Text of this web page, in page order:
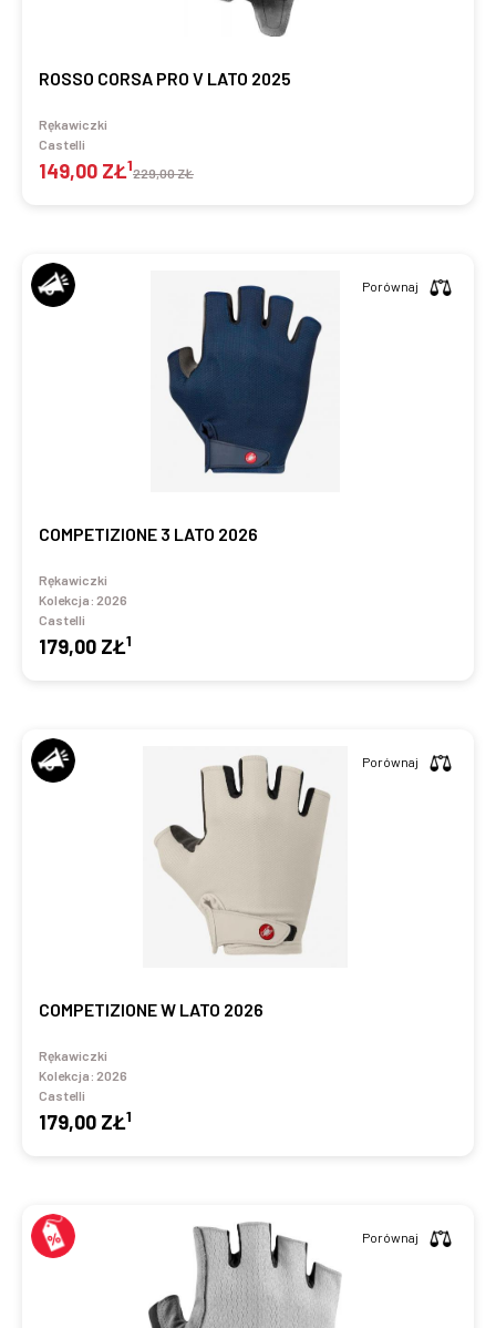
ROSSO CORSA PRO V LATO 2025
Rękawiczki
Castelli
149,00 ZŁ1229,00 ZŁ
COMPETIZIONE 3 LATO 2026
Rękawiczki
Kolekcja: 2026
Castelli
179,00 ZŁ1
Porównaj
COMPETIZIONE W LATO 2026
Rękawiczki
Kolekcja: 2026
Castelli
179,00 ZŁ1
Porównaj
Porównaj